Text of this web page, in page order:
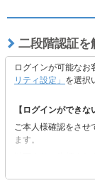
二段階認証を
ログインが可能なお
リティ設定」 を選択
【ログインができな
ご本人様確認をさせ
ます。
二段階認証の解除